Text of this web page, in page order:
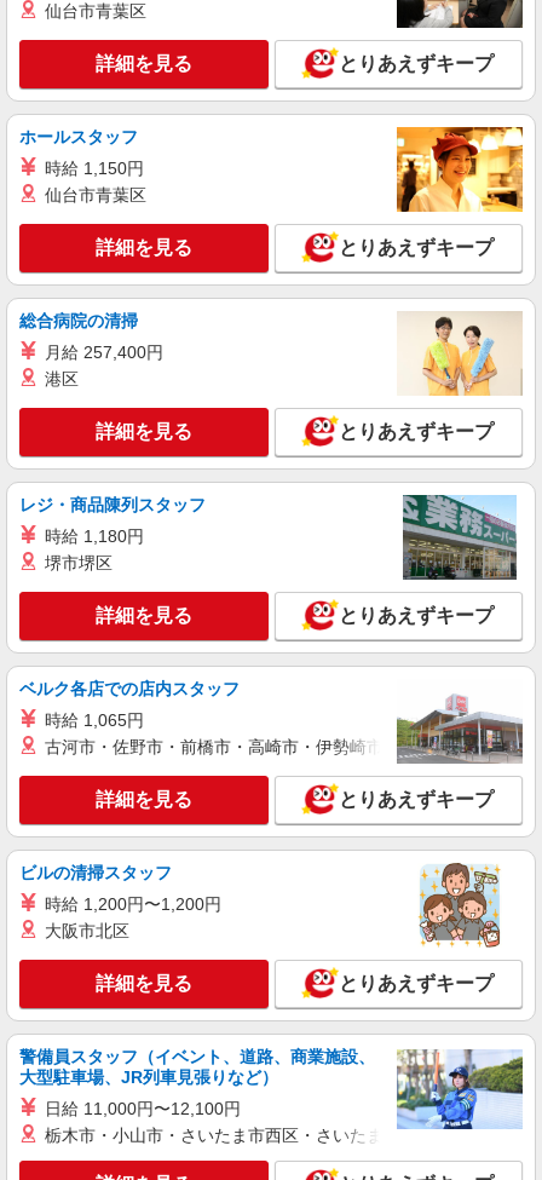
すき家 248号岡崎岩津店
すき家の店舗スタッフ（接客・調理・清掃な
ど）
愛知県岡崎市岩津町字新城107-7
詳細を見る
アルバイト パート
すき家 岡崎戸崎新町店
すき家の店舗スタッフ（接客・調理・清掃な
ど）
［2026/09/01〜2026/11/30］ 時給1,688円 ［通
愛知県岡崎市戸崎新町2-1、2-2、2-3、2-4、2-
キープ 詳細を見る
アルバイト パート
キッチン（フード）スタッフ
時給1200円 ※22:00以降は時給1500円 ※高校
生時給1160円 ※労働組合費あり（基本時給×月間
時間数×1.8％） ■土日・祝手当 土日・祝は時給＋
愛知県岡崎市三崎町3番地1
キープ 詳細を見る
パート
すき家 岡崎西大友店
すき家の店舗スタッフ（接客・調理・清掃な
ど）
時給1,200円 ※22:00〜翌5:00：時給1,500円 ※
高校生時給1,150円 ※早朝手当（5:00〜9:00）時給
愛知県岡崎市西大友町字杭穴92番地1
キープ 詳細を見る
アルバイト パート
すき家の店舗スタッフ（接客・調理・清掃な
ど）
時給1,500円
仙台市青葉区
詳細を見る とりあえずキープ
ホールスタッフ
時給 1,150円
仙台市青葉区
詳細を見る とりあえずキープ
総合病院の清掃
月給 257,400円
港区
詳細を見る とりあえずキープ
レジ・商品陳列スタッフ
時給 1,180円
堺市堺区
詳細を見る とりあえずキープ
ベルク各店での店内スタッフ
時給 1,065円
古河市・佐野市・前橋市・高崎市・伊勢崎市・太田市・館林市
詳細を見る とりあえずキープ
ビルの清掃スタッフ
時給 1,200円〜1,200円
大阪市北区
詳細を見る とりあえずキープ
警備員スタッフ（イベント、道路、商業施設、
大型駐車場、JR列車見張りなど）
日給 11,000円〜12,100円
栃木市・小山市・さいたま市西区・さいたま市岩槻区・久喜市・